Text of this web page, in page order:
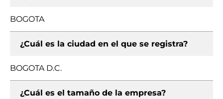
BOGOTA
¿Cuál es la ciudad en el que se registra?
BOGOTA D.C.
¿Cuál es el tamaño de la empresa?